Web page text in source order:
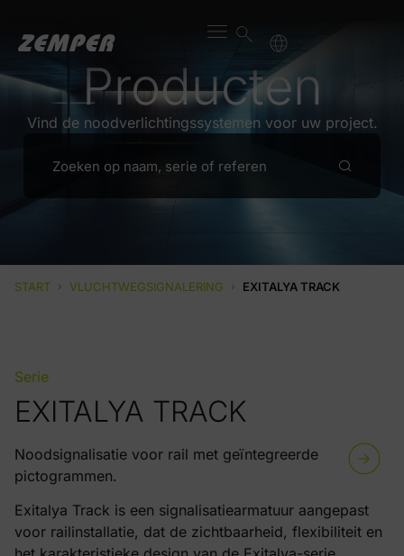
Producten
Vind de noodverlichtingssystemen voor uw project.
START › VLUCHTWEGSIGNALERING › EXITALYA TRACK
Serie
EXITALYA TRACK
Noodsignalisatie voor rail met geïntegreerde
pictogrammen.
Exitalya Track is een signalisatiearmatuur aangepast
voor railinstallatie, dat de zichtbaarheid, flexibiliteit en